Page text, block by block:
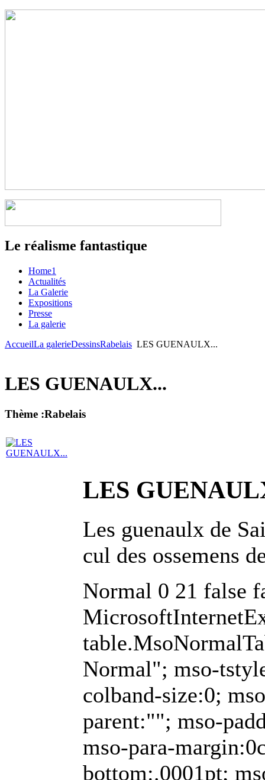
Le réalisme fantastique
Home1
Actualités
La Galerie
Expositions
Presse
La galerie
AccueilLa galerieDessinsRabelais LES GUENAULX...
LES GUENAULX...
Thème :Rabelais
LES
Les guenaulx de
cul des ossemens
Normal 0 21 false
Normal"; mso-
colband-size:0;
parent:""; mso-
mso-para-
bottom:.0001pt;